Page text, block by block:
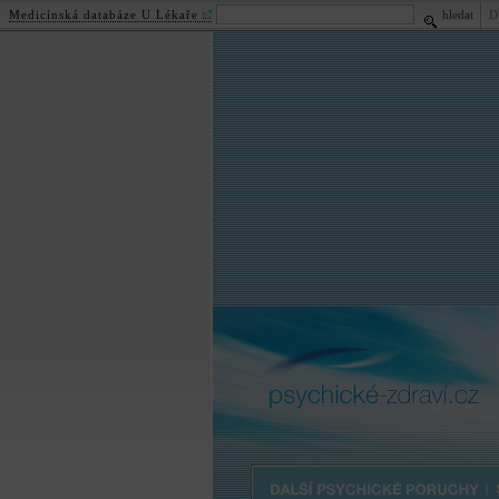
psychické-zdraví.cz
Další psychické poruchy |
Medicínská databáze U Lékaře hledat